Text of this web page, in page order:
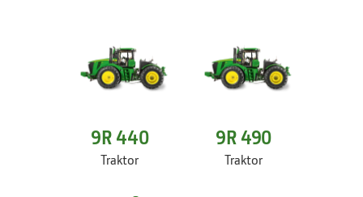
9R 440
Traktor
9R 490
Traktor